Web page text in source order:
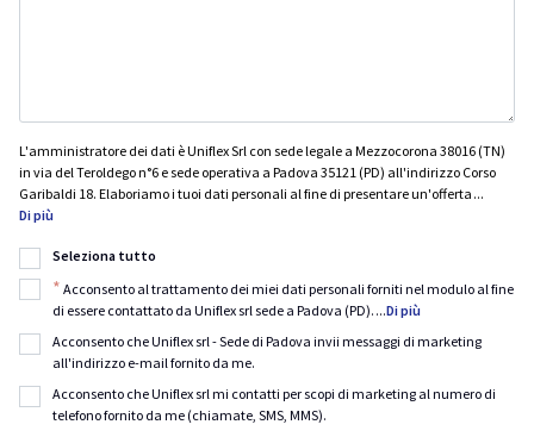
L'amministratore dei dati è Uniflex Srl con sede legale a Mezzocorona 38016 (TN)
in via del Teroldego n°6 e sede operativa a Padova 35121 (PD) all'indirizzo Corso
Garibaldi 18. Elaboriamo i tuoi dati personali al fine di presentare un'offerta ...
Di più
Seleziona tutto
* Acconsento al trattamento dei miei dati personali forniti nel modulo al fine
di essere contattato da Uniflex srl sede a Padova (PD). ...Di più
Acconsento che Uniflex srl - Sede di Padova invii messaggi di marketing
all'indirizzo e-mail fornito da me.
Acconsento che Uniflex srl mi contatti per scopi di marketing al numero di
telefono fornito da me (chiamate, SMS, MMS).